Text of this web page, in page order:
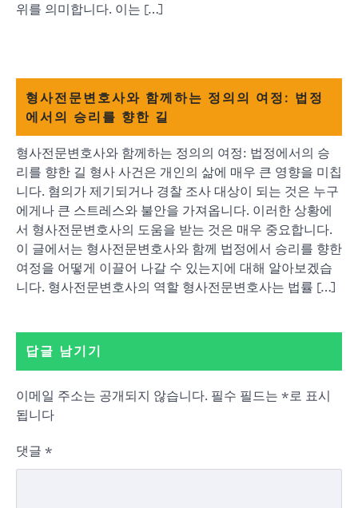
위를 의미합니다. 이는 […]
형사전문변호사와 함께하는 정의의 여정: 법정
에서의 승리를 향한 길
형사전문변호사와 함께하는 정의의 여정: 법정에서의 승
리를 향한 길 형사 사건은 개인의 삶에 매우 큰 영향을 미칩
니다. 혐의가 제기되거나 경찰 조사 대상이 되는 것은 누구
에게나 큰 스트레스와 불안을 가져옵니다. 이러한 상황에
서 형사전문변호사의 도움을 받는 것은 매우 중요합니다.
이 글에서는 형사전문변호사와 함께 법정에서 승리를 향한
여정을 어떻게 이끌어 나갈 수 있는지에 대해 알아보겠습
니다. 형사전문변호사의 역할 형사전문변호사는 법률 […]
답글 남기기
이메일 주소는 공개되지 않습니다. 필수 필드는 *로 표시
됩니다
댓글 *